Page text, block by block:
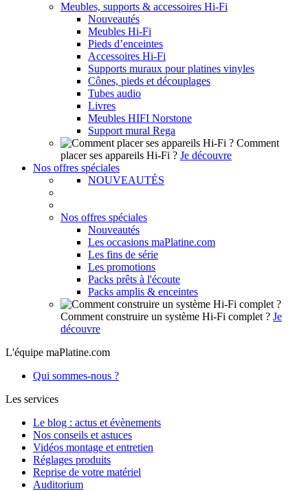
Meubles, supports & accessoires Hi-Fi
Nouveautés
Meubles Hi-Fi
Pieds d’enceintes
Accessoires Hi-Fi
Supports muraux pour platines vinyles
Cônes, pieds et découplages
Tubes audio
Livres
Meubles HIFI Norstone
Support mural Rega
Comment
placer ses appareils Hi-Fi ? Je découvre
Nos offres spéciales
NOUVEAUTÉS
Nos offres spéciales
Nouveautés
Les occasions maPlatine.com
Les fins de série
Les promotions
Packs prêts à l'écoute
Packs amplis & enceintes
Comment construire un système Hi-Fi complet ? Je
découvre
L'équipe maPlatine.com
Qui sommes-nous ?
Les services
Le blog : actus et évènements
Nos conseils et astuces
Vidéos montage et entretien
Réglages produits
Reprise de votre matériel
Auditorium